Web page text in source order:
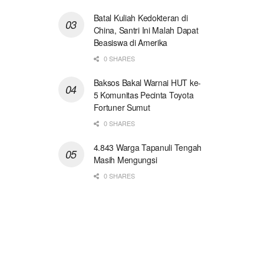
Batal Kuliah Kedokteran di
China, Santri Ini Malah Dapat
Beasiswa di Amerika
0 SHARES
Baksos Bakal Warnai HUT ke-
5 Komunitas Pecinta Toyota
Fortuner Sumut
0 SHARES
4.843 Warga Tapanuli Tengah
Masih Mengungsi
0 SHARES